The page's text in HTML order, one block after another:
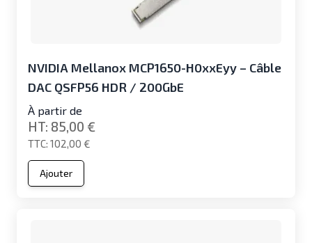
NVIDIA Mellanox MCP1650-H0xxEyy – Câble
DAC QSFP56 HDR / 200GbE
À partir de
102,00 €
85,00 €
Ajouter